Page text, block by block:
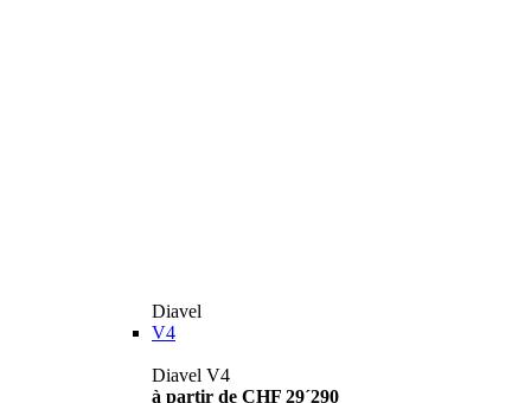
Diavel
V4
Diavel V4
à partir de CHF 29´290